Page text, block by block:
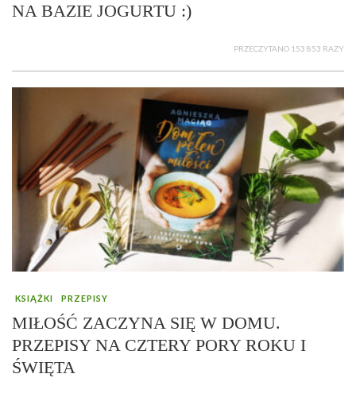
NA BAZIE JOGURTU :)
PRZECZYTANO 153 853 RAZY
KSIĄŻKI PRZEPISY
MIŁOŚĆ ZACZYNA SIĘ W DOMU.
PRZEPISY NA CZTERY PORY ROKU I
ŚWIĘTA